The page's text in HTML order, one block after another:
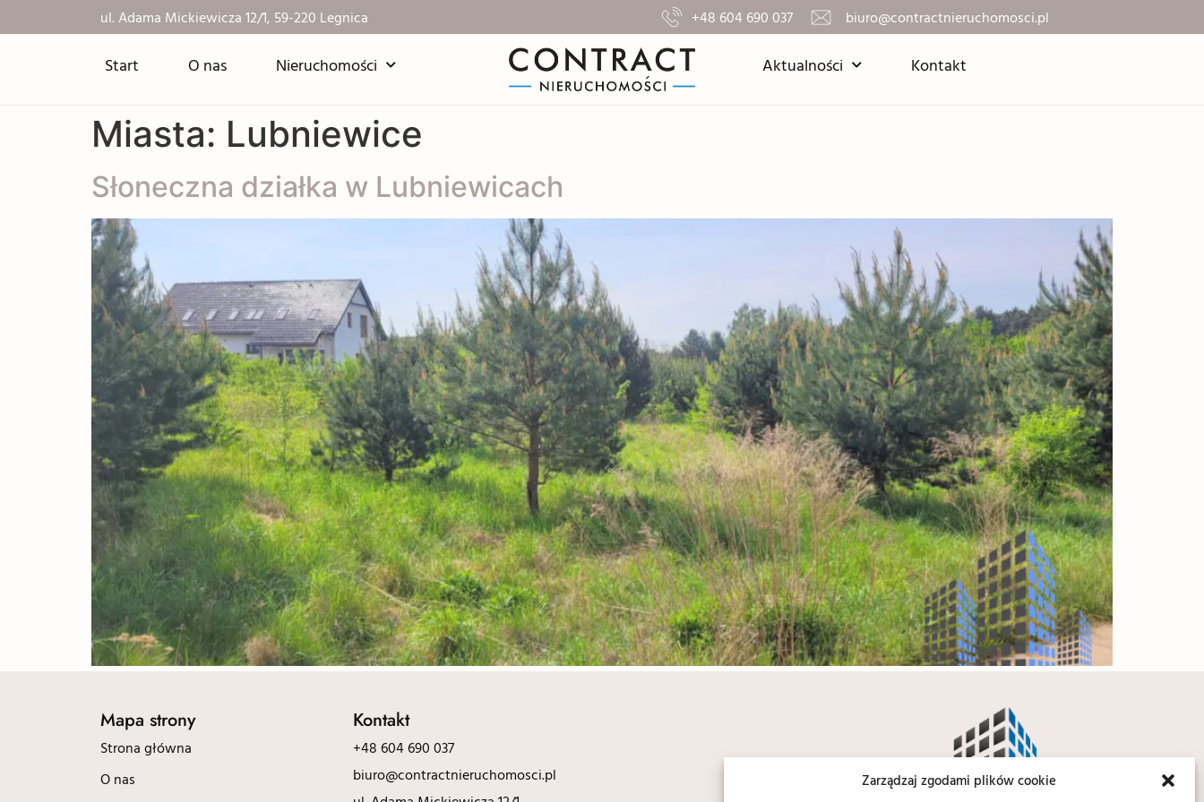
Zarządzaj zgodami plików cookie
ul. Adama Mickiewicza 12/1, 59-220 Legnica +48 604 690 037 biuro@contractnieruchomosci.pl
Start O nas Nieruchomości Aktualności Kontakt
Miasta: Lubniewice
Słoneczna działka w Lubniewicach
Mapa strony
Strona główna
O nas
Kontakt
+48 604 690 037
biuro@contractnieruchomosci.pl